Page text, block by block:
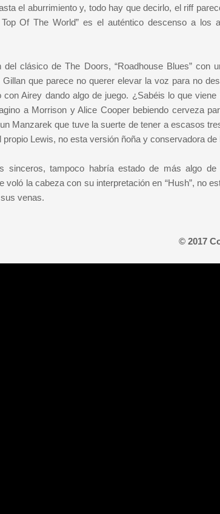
el aburrimiento y, todo hay que decirlo, el riff
Of The World” es el auténtico descenso a los
clásico de The Doors, “Roadhouse Blues” con
que parece no querer elevar la voz para no
Airey dando algo de juego. ¿Sabéis lo que
a Morrison y Alice Cooper bebiendo cerveza
Manzarek que tuve la suerte de tener a escasos
Lewis, no esta versión ñoña y conservadora de
sinceros, tampoco habría estado de más algo de
la cabeza con su interpretación en “Hush”, no
venas.
© 2017